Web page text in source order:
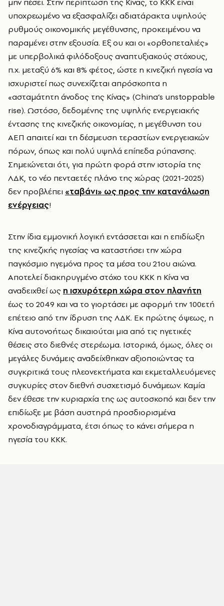
υποχρεωμένο να εξασφαλίζει αδιατάρακτα υψηλούς
ρυθμούς οικονομικής μεγέθυνσης, προκειμένου να
παραμένει στην εξουσία. Εξ ου και οι «ορθοπεταλιές»
με υπερβολικά φιλόδοξους αναπτυξιακούς στόχους,
π.χ. μεταξύ 6% και 8% φέτος, ώστε η κινεζική ηγεσία να
ισχυριστεί πως συνεχίζεται απρόσκοπτα η
«ασταμάτητη άνοδος της Κίνας» (China’s unstoppable
rise). Ωστόσο, δεδομένης της υψηλής ενεργειακής
έντασης της κινεζικής οικονομίας, η μεγέθυνση του
ΑΕΠ απαιτεί και τη δέσμευση τεραστίων ενεργειακών
πόρων, όπως και πολύ υψηλά επίπεδα ρύπανσης.
Σημειώνεται ότι, για πρώτη φορά στην ιστορία της
ΛΔΚ, το νέο πενταετές πλάνο της χώρας (2021-2025)
δεν προβλέπει «ταβάνι» ως προς την κατανάλωση
ενέργειας!
Στην ίδια εμμονική λογική εντάσσεται και η επιδίωξη
της κινεζικής ηγεσίας να καταστήσει την χώρα
παγκόσμιο ηγεμόνα προς τα μέσα του 21ου αιώνα.
Αποτελεί διακηρυγμένο στόχο του ΚΚΚ η Κίνα να
αναδειχθεί ως η ισχυρότερη χώρα στον πλανήτη
έως το 2049 και να το γιορτάσει με αφορμή την 100ετή
επέτειο από την ίδρυση της ΛΔΚ. Εκ πρώτης όψεως, η
Κίνα αυτονοήτως δικαιούται μια από τις ηγετικές
θέσεις στο διεθνές στερέωμα. Ιστορικά, όμως, όλες οι
μεγάλες δυνάμεις αναδείχθηκαν αξιοποιώντας τα
συγκριτικά τους πλεονεκτήματα και εκμεταλλευόμενες
συγκυρίες στον διεθνή συσχετισμό δυνάμεων. Καμία
δεν έθεσε την κυριαρχία της ως αυτοσκοπό και δεν την
επιδίωξε με βάση αυστηρά προσδιορισμένα
χρονοδιαγράμματα, έτσι όπως το κάνει σήμερα η
ηγεσία του ΚΚΚ.